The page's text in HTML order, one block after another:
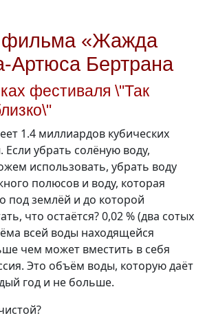
фильма «Жажда
Артюса Бертрана
фестиваля \"Так
1.4 миллиардов кубических
убрать солёную воду,
использовать, убрать воду
полюсов и воду, которая
под землёй и до которой
что остаётся? 0,02 % (два сотых
всей воды находящейся
чем может вместить в себя
Это объём воды, которую даёт
год и не больше.